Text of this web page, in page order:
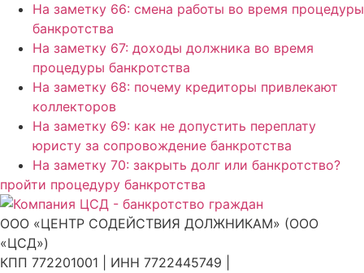
На заметку 66: смена работы во время процедуры
банкротства
На заметку 67: доходы должника во время
процедуры банкротства
На заметку 68: почему кредиторы привлекают
коллекторов
На заметку 69: как не допустить переплату
юристу за сопровождение банкротства
На заметку 70: закрыть долг или банкротство?
пройти процедуру банкротства
ООО «ЦЕНТР СОДЕЙСТВИЯ ДОЛЖНИКАМ» (ООО
«ЦСД»)
КПП 772201001 | ИНН 7722445749 |